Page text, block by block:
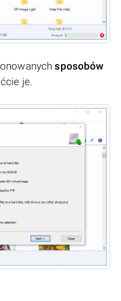
sposobów
je.